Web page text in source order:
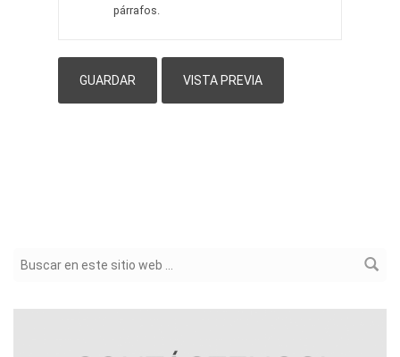
párrafos.
Formulario de búsqueda